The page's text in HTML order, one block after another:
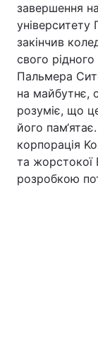
завершення
університету
закінчив
свого
Пальмера
на майбутнє,
розуміє, що
його
корпорація
та жорстокої
розробкою